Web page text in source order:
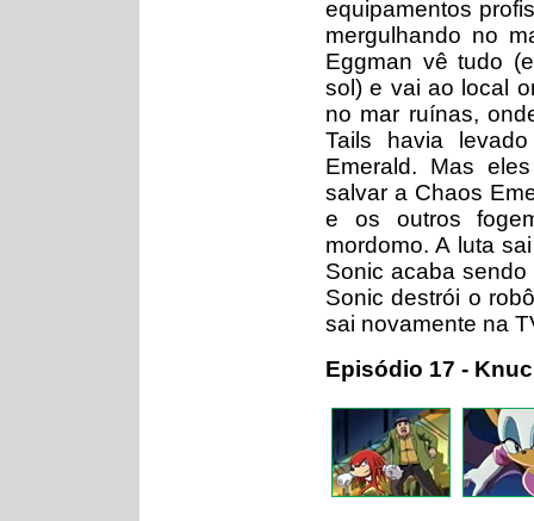
equipamentos
mergulhando no
Eggman vê tudo
sol) e vai ao local
no mar ruínas,
Tails havia
Emerald. Mas
salvar a Chaos
e os outros
mordomo. A luta
Sonic acaba
Sonic destrói o
sai novamente na
Episódio 17 -